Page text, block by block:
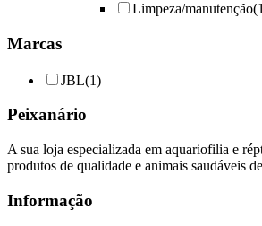
Limpeza/manutenção
Marcas
JBL(1)
Peixanário
A sua loja especializada em aquariofilia e
produtos de qualidade e animais saudáveis
Informação